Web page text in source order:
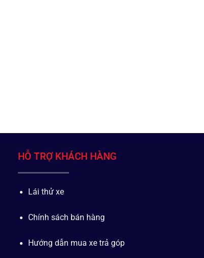
HỖ TRỢ KHÁCH HÀNG
Lái thử xe
Chính sách bán hàng
Hướng dẫn mua xe trả góp